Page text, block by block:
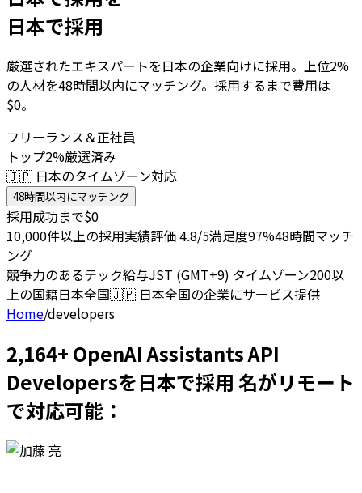
日本で採用
厳選されたエキスパートを日本の企業向けに採用。上位2%
の人材を48時間以内にマッチング。採用するまで費用は
$0。
フリーランス＆正社員
トップ2%厳選済み
🇯🇵 日本のタイムゾーン対応
48時間以内にマッチング
採用成功まで$0
10,000件以上の採用実績評価 4.8/5満足度97%48時間マッチ
ング
競争力のあるテック給与JST (GMT+9) タイムゾーン200以
上の国籍日本全国🇯🇵 日本全国の企業にサービス提供
Home/developers
2,164+ OpenAI Assistants API
Developersを日本で採用 名がリモート
で対応可能：